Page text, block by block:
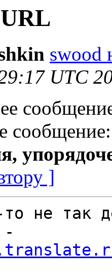
swood
UTC
]